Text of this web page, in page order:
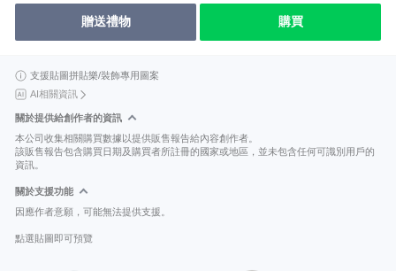
贈送禮物 購買
支援貼圖拼貼樂/裝飾專用圖案
AI相關資訊
關於提供給創作者的資訊
本公司收集相關購買數據以提供販售報告給內容創作者。
該販售報告包含購買日期及購買者所註冊的國家或地區，並未包含任何可識別用戶的
資訊。
關於支援功能
因應作者意願，可能無法提供支援。
點選貼圖即可預覽